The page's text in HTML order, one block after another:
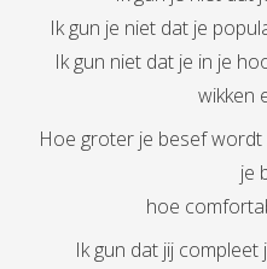
Ik gun je niet dat je
Ik gun niet dat je in je
wikken
Hoe groter je besef
je
hoe
Ik gun dat jij